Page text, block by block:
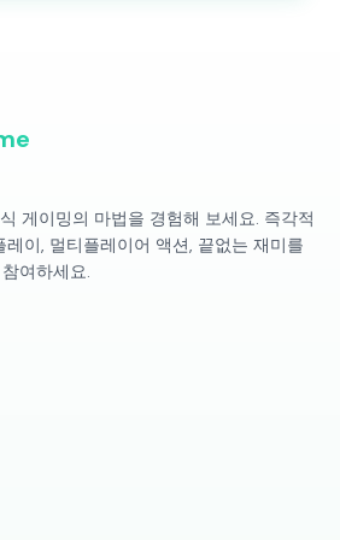
게이밍의 마법을 경험해 보세요. 즉각적
이, 멀티플레이어 액션, 끝없는 재미를
여하세요.